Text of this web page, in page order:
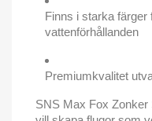
Finns i starka färger
vattenförhållanden
Premiumkvalitet
SNS Max Fox